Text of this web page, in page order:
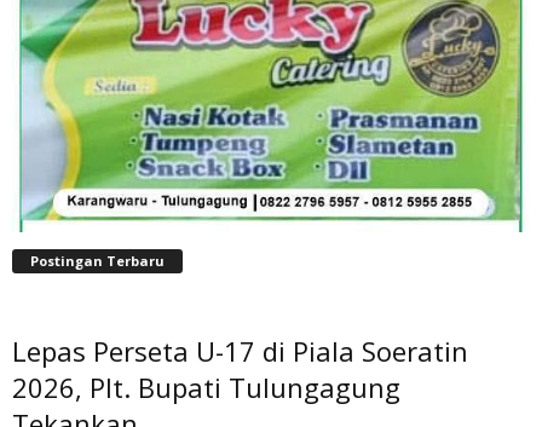
Postingan Terbaru
Lepas Perseta U-17 di Piala Soeratin
2026, Plt. Bupati Tulungagung